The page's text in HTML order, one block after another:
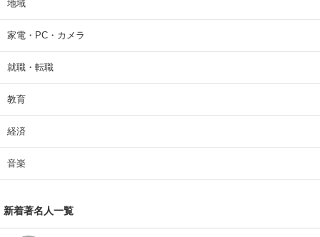
地域
家電・PC・カメラ
就職・転職
教育
経済
音楽
新着著名人一覧